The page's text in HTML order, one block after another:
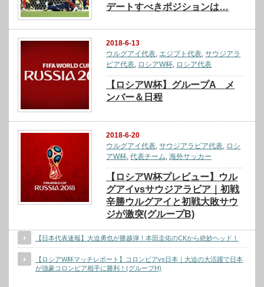
デートすべきポジションは…
2018-6-13
ウルグアイ代表, エジプト代表,サウジアラ
ビア代表, ロシアW杯, ロシア代表
【ロシアW杯】グループA メ
ンバー＆日程
2018-6-20
ウルグアイ代表,サウジアラビア代表, ロシ
アW杯,代表チーム,海外サッカー
【ロシアW杯プレビュー】ウル
グアイvsサウジアラビア｜初戦
辛勝ウルグアイと初戦大敗サウ
ジが激突(グループB)
【日本代表速報】大迫勇也が勝越弾！本田圭佑のCKから絶妙ヘッド！
【ロシアW杯マッチレポート】コロンビアvs日本｜大迫の大活躍で日本
が強豪コロンビア相手に勝利！(グループH)